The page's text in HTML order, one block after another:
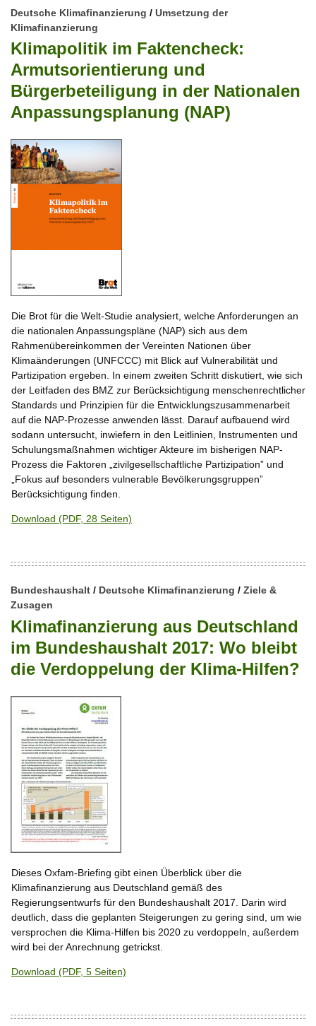
Deutsche Klimafinanzierung / Umsetzung der
Klimafinanzierung
Klimapolitik im Faktencheck:
Armutsorientierung und
Bürgerbeteiligung in der Nationalen
Anpassungsplanung (NAP)
Die Brot für die Welt-Studie analysiert, welche Anforderungen an
die nationalen Anpassungspläne (NAP) sich aus dem
Rahmenübereinkommen der Vereinten Nationen über
Klimaänderungen (UNFCCC) mit Blick auf Vulnerabilität und
Partizipation ergeben. In einem zweiten Schritt diskutiert, wie sich
der Leitfaden des BMZ zur Berücksichtigung menschenrechtlicher
Standards und Prinzipien für die Entwicklungszusammenarbeit
auf die NAP-Prozesse anwenden lässt. Darauf aufbauend wird
sodann untersucht, inwiefern in den Leitlinien, Instrumenten und
Schulungsmaßnahmen wichtiger Akteure im bisherigen NAP-
Prozess die Faktoren „zivilgesellschaftliche Partizipation” und
„Fokus auf besonders vulnerable Bevölkerungsgruppen”
Berücksichtigung finden.
Download (PDF, 28 Seiten)
Bundeshaushalt / Deutsche Klimafinanzierung / Ziele &
Zusagen
Klimafinanzierung aus Deutschland
im Bundeshaushalt 2017: Wo bleibt
die Verdoppelung der Klima-Hilfen?
Dieses Oxfam-Briefing gibt einen Überblick über die
Klimafinanzierung aus Deutschland gemäß des
Regierungsentwurfs für den Bundeshaushalt 2017. Darin wird
deutlich, dass die geplanten Steigerungen zu gering sind, um wie
versprochen die Klima-Hilfen bis 2020 zu verdoppeln, außerdem
wird bei der Anrechnung getrickst.
Download (PDF, 5 Seiten)